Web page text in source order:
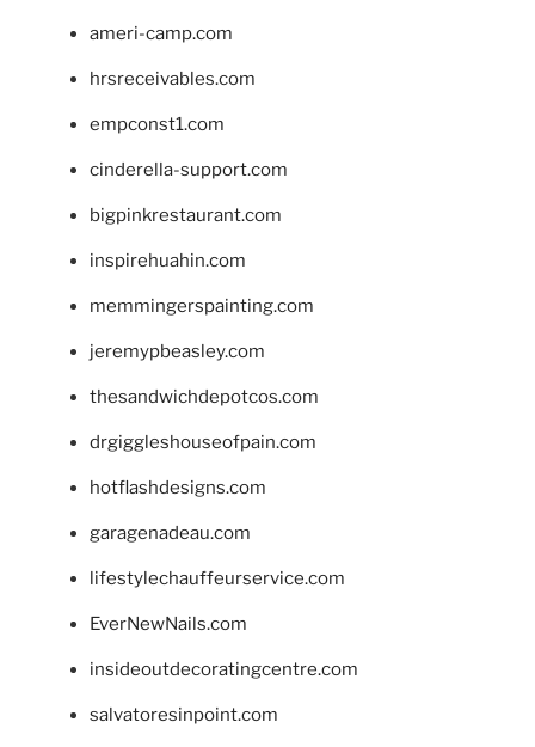
ameri-camp.com
hrsreceivables.com
empconst1.com
cinderella-support.com
bigpinkrestaurant.com
inspirehuahin.com
memmingerspainting.com
jeremypbeasley.com
thesandwichdepotcos.com
drgiggleshouseofpain.com
hotflashdesigns.com
garagenadeau.com
lifestylechauffeurservice.com
EverNewNails.com
insideoutdecoratingcentre.com
salvatoresinpoint.com